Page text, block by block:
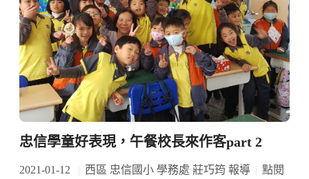
忠信學童好表現，午餐校長來作客part 2
2021-01-12 西區 忠信國小 學務處 莊巧筠 報導
點閱